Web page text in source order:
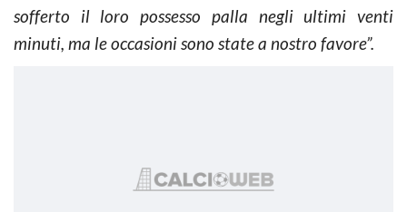
sofferto il loro possesso palla negli ultimi venti
minuti, ma le occasioni sono state a nostro favore”.